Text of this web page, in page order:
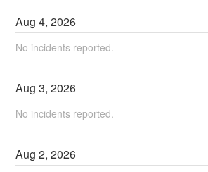
Aug4,2026
No incidents reported.
Aug3,2026
No incidents reported.
Aug2,2026